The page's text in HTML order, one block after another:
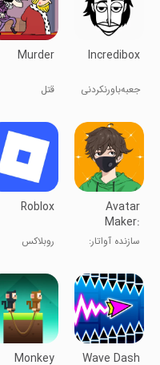
Incredibox
جعبه‌باورنکردنی
Murder
قتل
Avatar
Maker:
Anime
Dress up
سازنده آواتار:
انیمه
Roblox
روبلاکس
Wave Dash
Monkey